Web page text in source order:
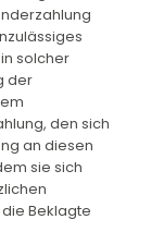
solcher
der
den sich
an diesen
sie sich
Beklagte